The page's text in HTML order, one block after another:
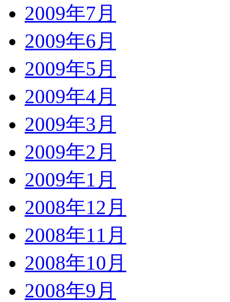
2009年7月
2009年6月
2009年5月
2009年4月
2009年3月
2009年2月
2009年1月
2008年12月
2008年11月
2008年10月
2008年9月